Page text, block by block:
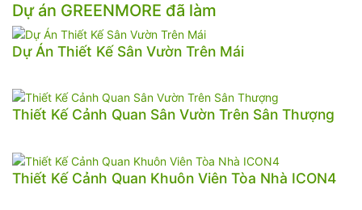
Dự án GREENMORE đã làm
Dự Án Thiết Kế Sân Vườn Trên Mái
Thiết Kế Cảnh Quan Sân Vườn Trên Sân Thượng
Thiết Kế Cảnh Quan Khuôn Viên Tòa Nhà ICON4